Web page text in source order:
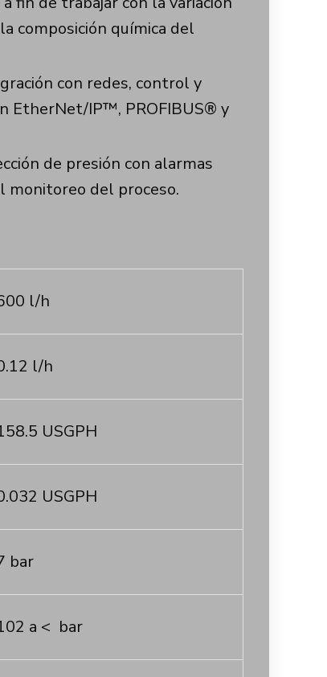
composición química del
con redes, control y
EtherNet/IP™, PROFIBUS® y
de presión con alarmas
monitoreo del proceso.
l/h
l/h
USGPH
USGPH
bar
a < bar